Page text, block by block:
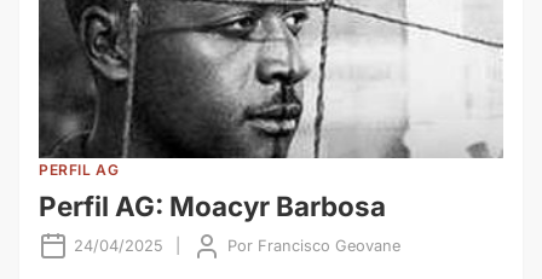
PERFIL AG
Perfil AG: Moacyr Barbosa
24/04/2025 Por Francisco Geovane